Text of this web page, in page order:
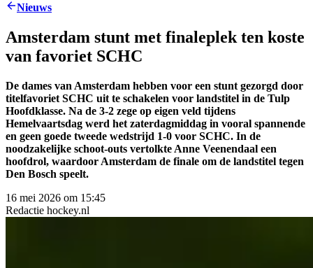
Nieuws
Amsterdam stunt met finaleplek ten koste
van favoriet SCHC
De dames van Amsterdam hebben voor een stunt gezorgd door
titelfavoriet SCHC uit te schakelen voor landstitel in de Tulp
Hoofdklasse. Na de 3-2 zege op eigen veld tijdens
Hemelvaartsdag werd het zaterdagmiddag in vooral spannende
en geen goede tweede wedstrijd 1-0 voor SCHC. In de
noodzakelijke schoot-outs vertolkte Anne Veenendaal een
hoofdrol, waardoor Amsterdam de finale om de landstitel tegen
Den Bosch speelt.
16 mei 2026 om 15:45
Redactie hockey.nl